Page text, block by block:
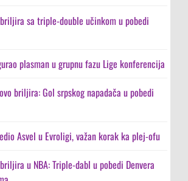
sa triple-double učinkom u pobedi
plasman u grupnu fazu Lige konferencija
briljira: Gol srpskog napadača u pobedi
Asvel u Evroligi, važan korak ka plej-ofu
u NBA: Triple-dabl u pobedi Denvera